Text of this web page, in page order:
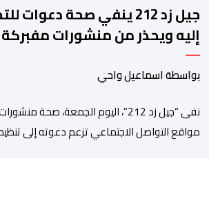
جيل زد 212 ينفي صحة
إليه ويحذر من منشورات مفبركة
بواسطة اسماعيل واحي
نفى “جيل زد 212”، اليوم الجمعة، صحة
مواقع التواصل الاجتماعي تزعم دعوته إلى